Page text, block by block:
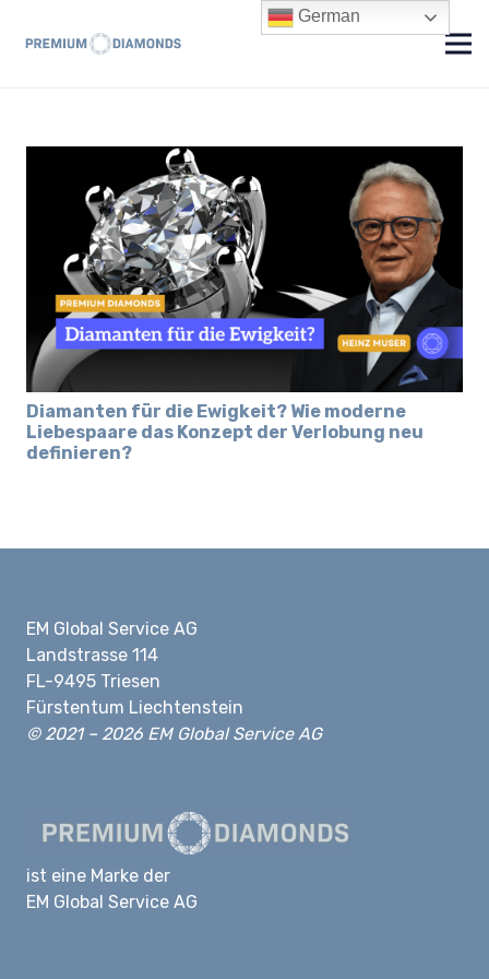
Diamanten für die Ewigkeit? Wie moderne
Liebespaare das Konzept der Verlobung neu
definieren?
EM Global Service AG
Landstrasse 114
FL-9495 Triesen
Fürstentum Liechtenstein
© 2021 – 2026 EM Global Service AG
ist eine Marke der
EM Global Service AG
German